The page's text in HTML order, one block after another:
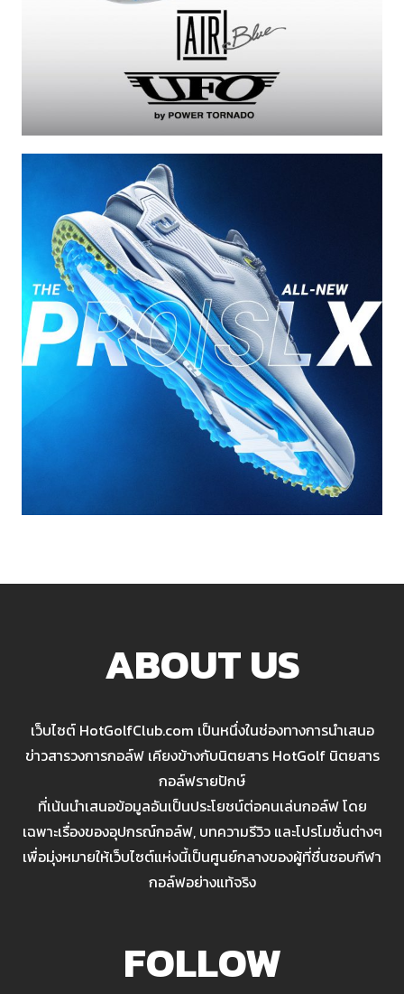
ABOUT US
เว็บไซต์ HotGolfClub.com เป็นหนึ่งในช่องทางการนำเสนอ
ข่าวสารวงการกอล์ฟ เคียงข้างกับนิตยสาร HotGolf นิตยสาร
กอล์ฟรายปักษ์
ที่เน้นนำเสนอข้อมูลอันเป็นประโยชน์ต่อคนเล่นกอล์ฟ โดย
เฉพาะเรื่องของอุปกรณ์กอล์ฟ, บทความรีวิว และโปรโมชั่นต่างๆ
เพื่อมุ่งหมายให้เว็บไซต์แห่งนี้เป็นศูนย์กลางของผู้ที่ชื่นชอบกีฬา
กอล์ฟอย่างแท้จริง
FOLLOW